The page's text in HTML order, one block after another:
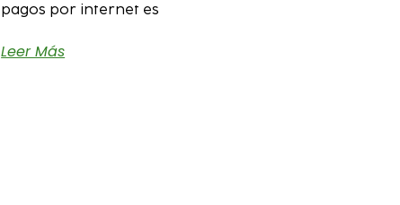
pagos por internet es
Leer Más